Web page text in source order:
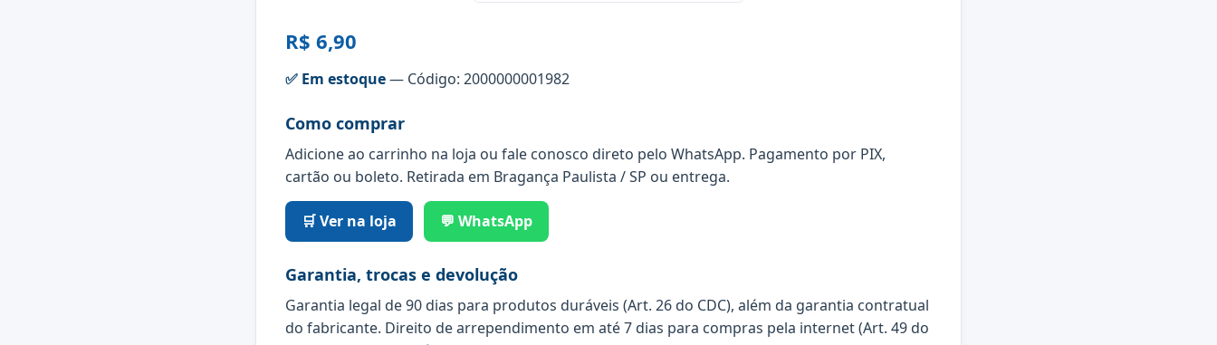
R$ 6,90
✅ Em estoque— Código: 2000000001982
Como comprar
Adicione ao carrinho na loja ou fale conosco direto pelo WhatsApp. Pagamento por PIX,
cartão ou boleto. Retirada em Bragança Paulista / SP ou entrega.
🛒 Ver na loja 💬 WhatsApp
Garantia, trocas e devolução
Garantia legal de 90 dias para produtos duráveis (Art. 26 do CDC), além da garantia contratual
do fabricante. Direito de arrependimento em até 7 dias para compras pela internet (Art. 49 do